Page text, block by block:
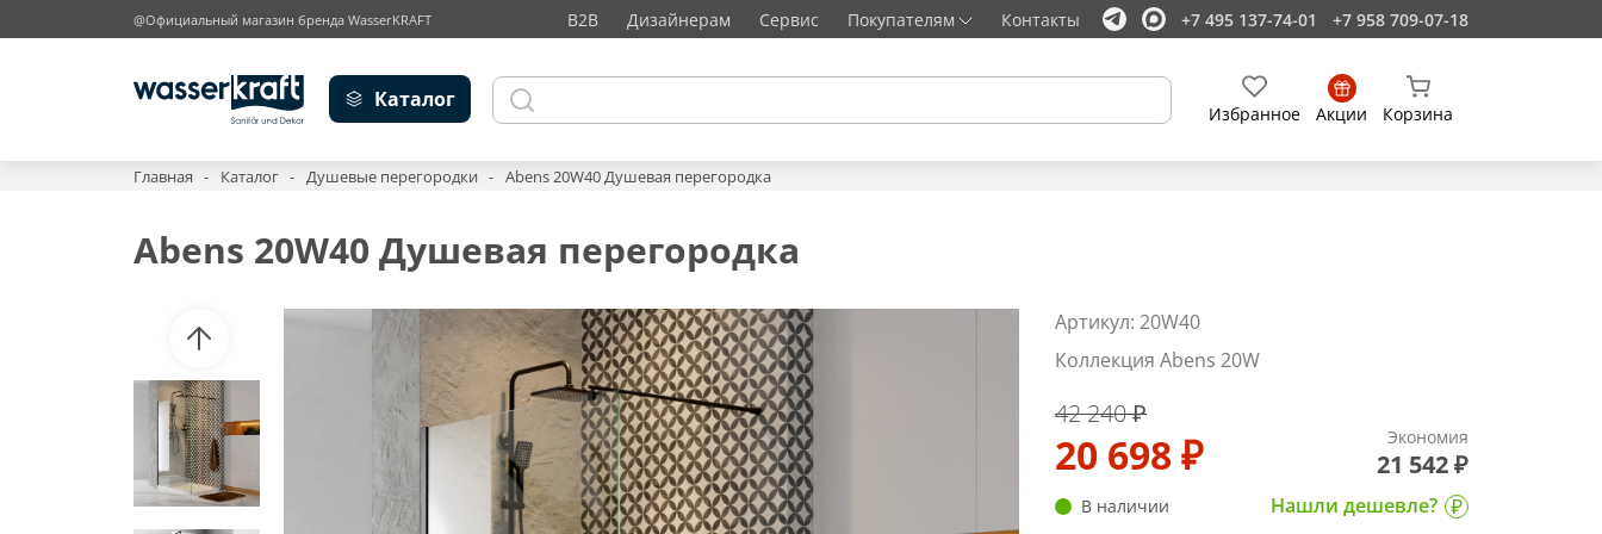
@Официальный магазин бренда WasserKRAFT B2B Дизайнерам Сервис Покупателям Контакты +7 495 137-74-01 +7 958 709-07-18
Каталог
Избранное Акции Корзина
Главная Каталог Душевые перегородки Abens 20W40 Душевая перегородка
Abens 20W40 Душевая перегородка
Артикул: 20W40
Коллекция Abens 20W
42 240 ₽
20 698 ₽ Экономия
21 542 ₽
В наличии Нашли дешевле?